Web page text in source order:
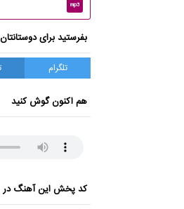
mp3
بفرستید برای دوستانتان
تلگرام
هم اکنون گوش کنید
کد پخش این آهنگ در